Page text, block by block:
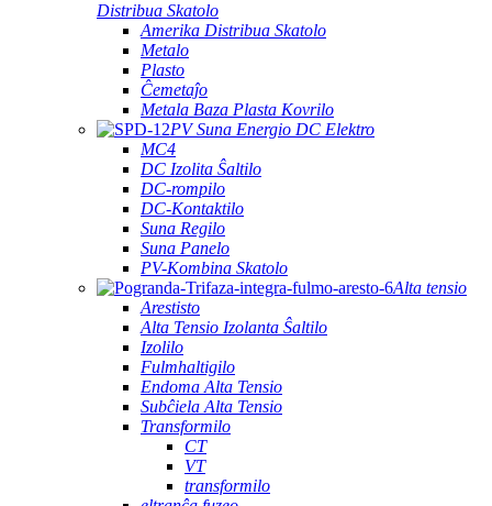
Distribua Skatolo
Amerika Distribua Skatolo
Metalo
Plasto
Ĉemetaĵo
Metala Baza Plasta Kovrilo
PV Suna Energio DC Elektro
MC4
DC Izolita Ŝaltilo
DC-rompilo
DC-Kontaktilo
Suna Regilo
Suna Panelo
PV-Kombina Skatolo
Alta tensio
Arestisto
Alta Tensio Izolanta Ŝaltilo
Izolilo
Fulmhaltigilo
Endoma Alta Tensio
Subĉiela Alta Tensio
Transformilo
CT
VT
transformilo